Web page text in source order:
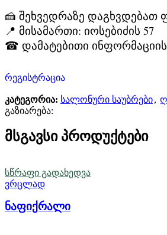
🍰 შეხვედრაზე დაგხვდებათ
📍 მისამართი: იოსებიძის 57
☎ დამატებითი
რეგისტრაცია
კატეგორია: სალონური საუბრები,
გაზიარება:
მსგავსი პროდუქტები
სწრაფი გადახედვა
ვრცლად
ნაფიქრალი